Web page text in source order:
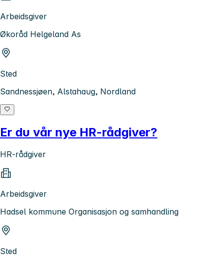
Arbeidsgiver
Økoråd Helgeland As
Sted
Sandnessjøen, Alstahaug, Nordland
Er du vår nye HR-rådgiver?
HR-rådgiver
Arbeidsgiver
Hadsel kommune Organisasjon og samhandling
Sted